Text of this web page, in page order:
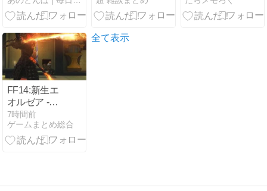
ません！
たない、「1
時間＋αだと
すめを紹介｜
FF14:新生エ
オルゼア -
【FF14】☆24
フル装備高揚
侍さん、クレ
伐してしまう
7時間前
ゲームまとめ総合
全て表示